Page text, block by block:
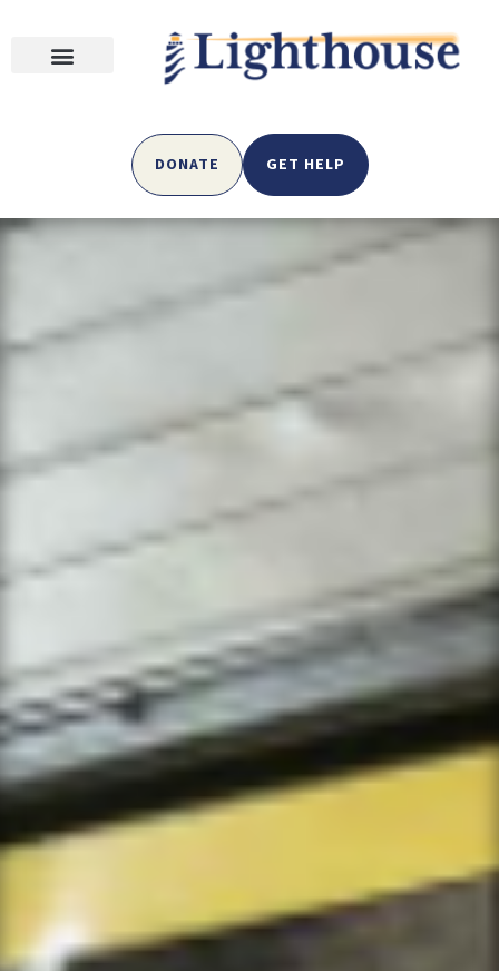
GET HELP
DONATE